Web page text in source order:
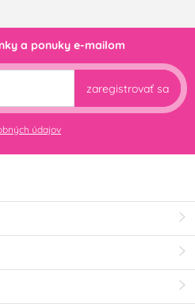
a ponuky e-mailom
zaregistrovať sa
údajov